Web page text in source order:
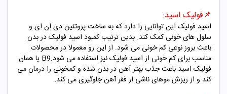
📌فولیک اسید:
اسید فولیک این توانایی را دارد که به ساخت پروتئین دی ان ای و
سلول های خونی کمک کند. بدین ترتیب کمبود اسید فولیک در بدن
باعث بروز نوعی کم خونی می شود. از این رو معمولا در محصولات
مناسب برای کم خونی از اسید فولیک نیز استفاده می شود.B9 یا همان
فولیک اسید باعث جذب بهتر آهن در بدن شده و کمخونی را درمان می
کند و از ریزش موهای ناشی از فقر آهن جلوگیری می کند.